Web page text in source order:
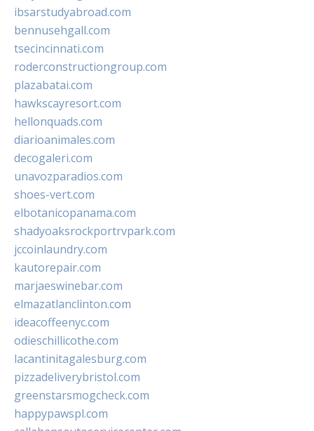
ibsarstudyabroad.com
bennusehgall.com
tsecincinnati.com
roderconstructiongroup.com
plazabatai.com
hawkscayresort.com
hellonquads.com
diarioanimales.com
decogaleri.com
unavozparadios.com
shoes-vert.com
elbotanicopanama.com
shadyoaksrockportrvpark.com
jccoinlaundry.com
kautorepair.com
marjaeswinebar.com
elmazatlanclinton.com
ideacoffeenyc.com
odieschillicothe.com
lacantinitagalesburg.com
pizzadeliverybristol.com
greenstarsmogcheck.com
happypawspl.com